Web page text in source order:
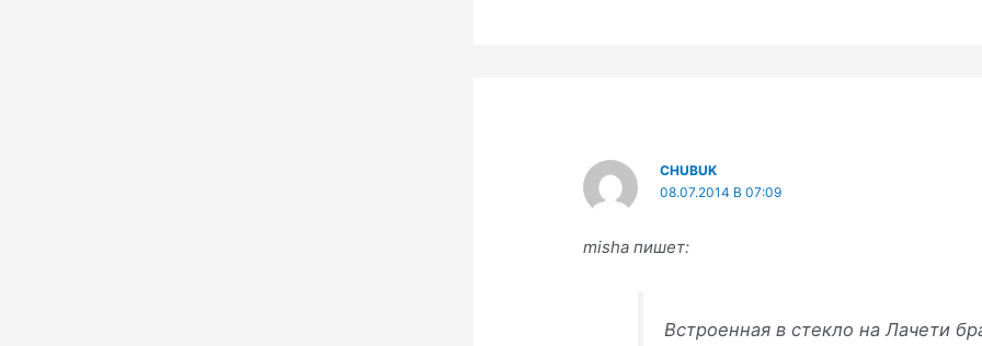
CHUBUK
08.07.2014 В 07:09
misha пишет:
Встроенная в стекло на Лачети